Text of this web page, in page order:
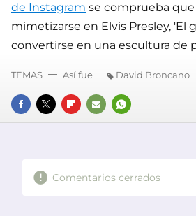
de Instagram se comprueba que
mimetizarse en Elvis Presley, 'El
convertirse en una escultura de
FACEBOOK
TWITTERFLIPBOARD
E-
WHATSAPP
TEMAS Así fue David Broncano
Comentarios cerrados